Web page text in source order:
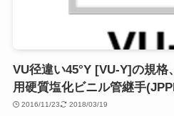
VU径違い45°Y [VU-Y]の規
用硬質塩化ビニル管継手
2016/11/23 2018/03/19